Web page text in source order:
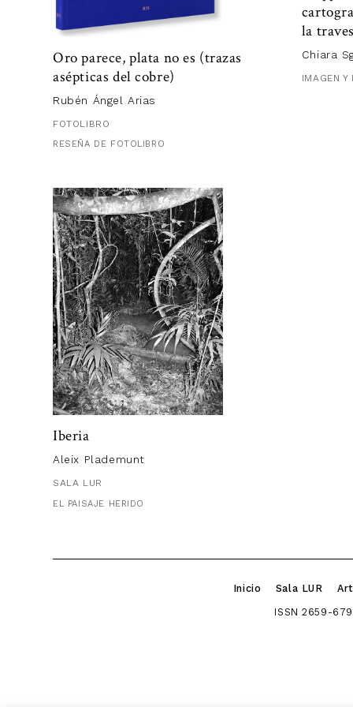
sobre lo
En el
Frente
En 1964,
Debemos
sobre
desde
Oro parece, plata no es (trazas
asépticas del cobre)
Rubén Ángel Arias
FOTOLIBRO
RESEÑA DE FOTOLIBRO
la
Chiara
IMAGEN Y
Iberia
Aleix Plademunt
SALA LUR
EL PAISAJE HERIDO
Inicio Sala LUR
ISSN 2659-